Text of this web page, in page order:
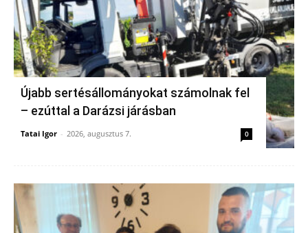
Újabb sertésállományokat számolnak fel
– ezúttal a Darázsi járásban
Tatai Igor - 2026, augusztus 7. 0